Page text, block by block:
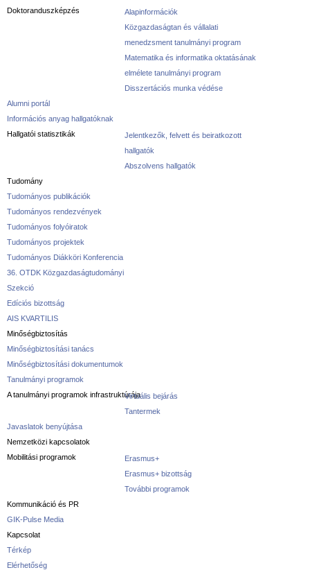
Doktoranduszképzés
Alapinformációk
Közgazdaságtan és vállalati
menedzsment tanulmányi program
Matematika és informatika oktatásának
elmélete tanulmányi program
Disszertációs munka védése
Alumni portál
Információs anyag hallgatóknak
Hallgatói statisztikák
Jelentkezők, felvett és beiratkozott
hallgatók
Abszolvens hallgatók
Tudomány
Tudományos publikációk
Tudományos rendezvények
Tudományos folyóiratok
Tudományos projektek
Tudományos Diákköri Konferencia
36. OTDK Közgazdaságtudományi
Szekció
Edíciós bizottság
AIS KVARTILIS
Minőségbiztosítás
Minőségbiztosítási tanács
Minőségbiztosítási dokumentumok
Tanulmányi programok
A tanulmányi programok infrastruktúrájaVirtuális bejárás
Tantermek
Javaslatok benyújtása
Nemzetközi kapcsolatok
Mobilitási programok
Erasmus+
Erasmus+ bizottság
További programok
Kommunikáció és PR
GIK-Pulse Media
Kapcsolat
Térkép
Elérhetőség